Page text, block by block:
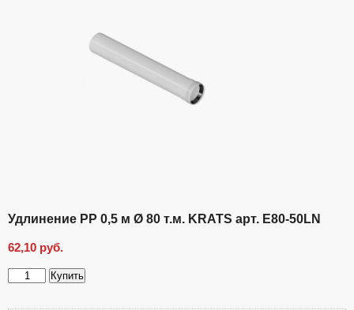
Удлинение PP 0,5 м Ø 80 т.м. KRATS арт. E80-50LN
62,10 руб.
Купить